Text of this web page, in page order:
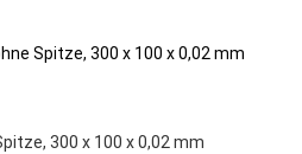
300 x 100 x 0,02 mm